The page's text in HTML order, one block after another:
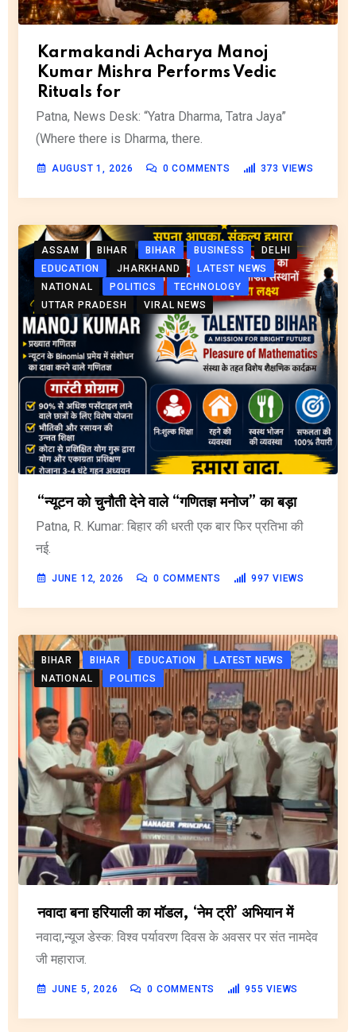
Karmakandi Acharya Manoj
Kumar Mishra Performs Vedic
Rituals for
Patna, News Desk: “Yatra Dharma, Tatra Jaya”
(Where there is Dharma, there.
AUGUST 1, 2026 0 COMMENTS 373 VIEWS
ASSAM BIHAR BIHAR BUSINESS
DELHI
EDUCATION
JHARKHAND
LATEST NEWS
NATIONAL
POLITICS
TECHNOLOGY
UTTAR PRADESH
VIRAL NEWS
“न्यूटन को चुनौती देने वाले “गणितज्ञ मनोज” का बड़ा
Patna, R. Kumar: बिहार की धरती एक बार फिर प्रतिभा की
नई.
JUNE 12, 2026 0 COMMENTS 997 VIEWS
BIHAR BIHAR EDUCATION
LATEST NEWS
NATIONAL
POLITICS
नवादा बना हरियाली का मॉडल, ‘नेम ट्री’ अभियान में
नवादा,न्यूज डेस्क: विश्व पर्यावरण दिवस के अवसर पर संत नामदेव
जी महाराज.
JUNE 5, 2026 0 COMMENTS 955 VIEWS